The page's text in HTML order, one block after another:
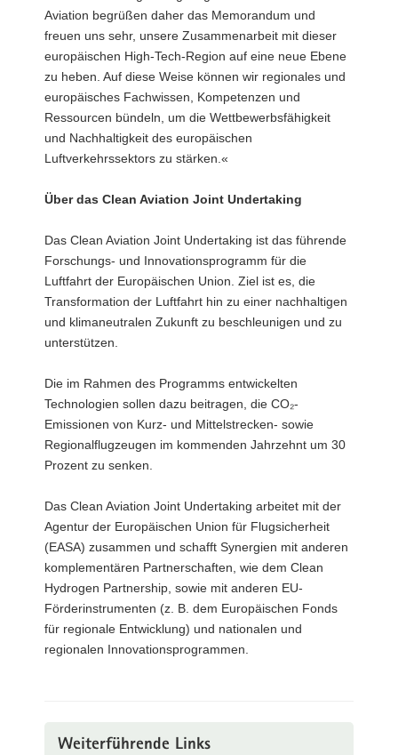
Aviation begrüßen daher das Memorandum und
freuen uns sehr, unsere Zusammenarbeit mit dieser
europäischen High-Tech-Region auf eine neue Ebene
zu heben. Auf diese Weise können wir regionales und
europäisches Fachwissen, Kompetenzen und
Ressourcen bündeln, um die Wettbewerbsfähigkeit
und Nachhaltigkeit des europäischen
Luftverkehrssektors zu stärken.«
Über das Clean Aviation Joint Undertaking
Das Clean Aviation Joint Undertaking ist das führende
Forschungs- und Innovationsprogramm für die
Luftfahrt der Europäischen Union. Ziel ist es, die
Transformation der Luftfahrt hin zu einer nachhaltigen
und klimaneutralen Zukunft zu beschleunigen und zu
unterstützen.
Die im Rahmen des Programms entwickelten
Technologien sollen dazu beitragen, die CO₂-
Emissionen von Kurz- und Mittelstrecken- sowie
Regionalflugzeugen im kommenden Jahrzehnt um 30
Prozent zu senken.
Das Clean Aviation Joint Undertaking arbeitet mit der
Agentur der Europäischen Union für Flugsicherheit
(EASA) zusammen und schafft Synergien mit anderen
komplementären Partnerschaften, wie dem Clean
Hydrogen Partnership, sowie mit anderen EU-
Förderinstrumenten (z. B. dem Europäischen Fonds
für regionale Entwicklung) und nationalen und
regionalen Innovationsprogrammen.
Weiterführende Links